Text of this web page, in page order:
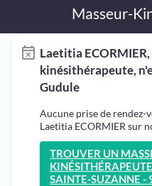
Masseur-
Laetitia
kinésithérapeute,
Gudule
Aucune prise de rendez-
Laetitia ECORMIER sur
TROUVER UN
SAINTE-SUZANNE -